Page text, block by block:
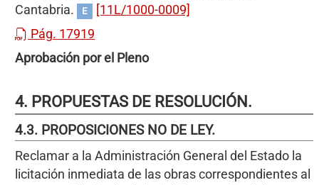
Cantabria.
E
[11L/1000-0009]
Pág. 17919
Aprobación por el Pleno
4. PROPUESTAS DE RESOLUCIÓN.
4.3. PROPOSICIONES NO DE LEY.
Reclamar a la Administración General del Estado la
licitación inmediata de las obras correspondientes al